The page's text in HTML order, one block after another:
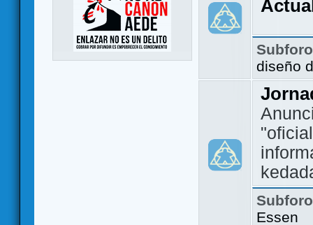
diseño
Essen